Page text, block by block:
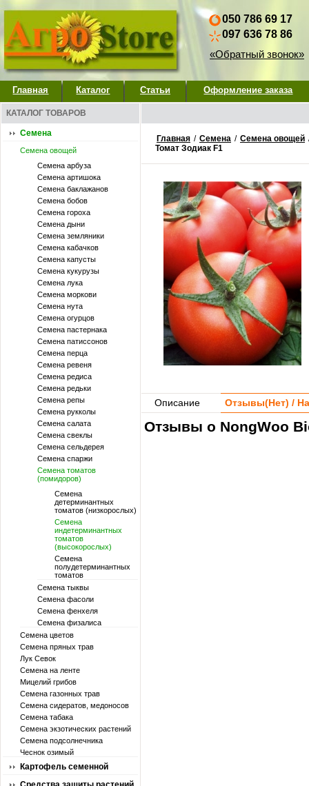
050 786 69 17
097 636 78 86
«Обратный звонок»
Главная Каталог Статьи Оформление заказа
КАТАЛОГ ТОВАРОВ
Семена
Семена овощей
Семена арбуза
Семена артишока
Семена баклажанов
Семена бобов
Семена гороха
Семена дыни
Семена земляники
Семена кабачков
Семена капусты
Семена кукурузы
Семена лука
Семена моркови
Семена нута
Семена огурцов
Семена пастернака
Семена патиссонов
Семена перца
Семена ревеня
Семена редиса
Семена редьки
Семена репы
Семена рукколы
Семена салата
Семена свеклы
Семена сельдерея
Семена спаржи
Семена томатов
(помидоров)
Семена
детерминантных
томатов (низкорослых)
Семена
индетерминантных
томатов
(высокорослых)
Семена
полудетерминантных
томатов
Семена тыквы
Семена фасоли
Семена фенхеля
Семена физалиса
Семена цветов
Семена пряных трав
Лук Севок
Семена на ленте
Мицелий грибов
Семена газонных трав
Семена сидератов, медоносов
Семена табака
Семена экзотических растений
Семена подсолнечника
Чеснок озимый
Картофель семенной
Главная / Семена / Семена овощей
Томат Зодиак F1
Описание Отзывы(Нет) /
Отзывы о NongWoo